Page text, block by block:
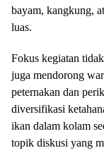
bayam, kangkung,
luas.
Fokus kegiatan
juga mendorong
peternakan dan
diversifikasi
ikan dalam kolam
topik diskusi yang